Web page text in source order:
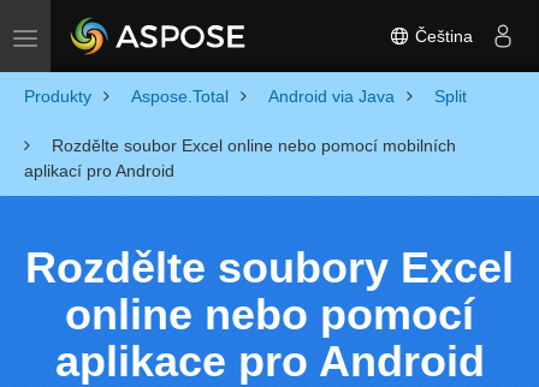
Toggle navigation Čeština
Produkty Aspose.Total Android via Java Split
Rozdělte soubor Excel online nebo pomocí mobilních
aplikací pro Android
Rozdělte soubory Excel
online nebo pomocí
aplikace pro Android